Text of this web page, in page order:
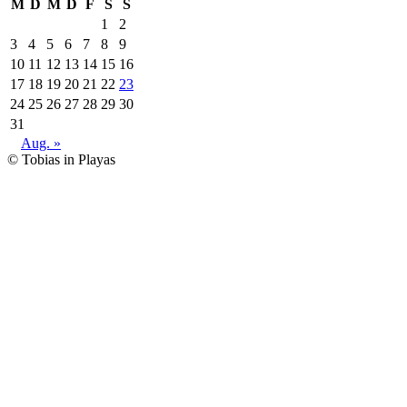
M D M D F S
S
1
2
3
4 5 6 7 8
9
10 11 12 13 14 15 16
17 18 19 20 21 22 23
24 25 26 27 28 29 30
31
Aug. »
© Tobias in Playas